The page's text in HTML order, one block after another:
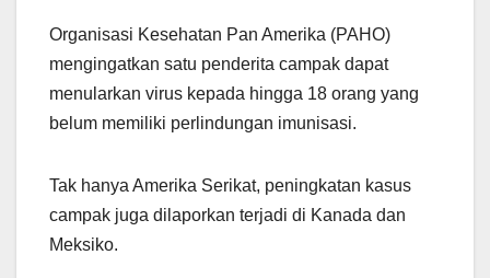
Organisasi Kesehatan Pan Amerika (PAHO)
mengingatkan satu penderita campak dapat
menularkan virus kepada hingga 18 orang yang
belum memiliki perlindungan imunisasi.
Tak hanya Amerika Serikat, peningkatan kasus
campak juga dilaporkan terjadi di Kanada dan
Meksiko.